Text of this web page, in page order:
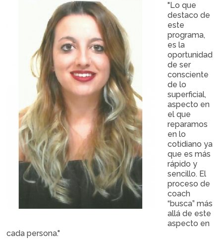
"Lo que
destaco de
este
programa,
es la
oportunidad
de ser
consciente
de lo
superficial,
aspecto en
el que
reparamos
en lo
cotidiano ya
que es más
rápido y
sencillo. El
proceso de
coach
“busca” más
allá de este
aspecto en
cada persona."